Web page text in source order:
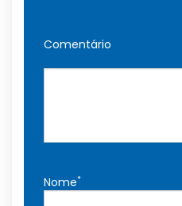
Comentário
Nome*